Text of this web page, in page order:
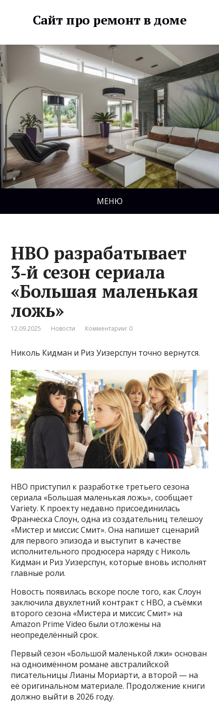
Сайт про ремонт в доме
МЕНЮ
НВО разрабатывает
3‑й сезон сериала
«Большая маленькая
ложь»
12.09.2025 Новости Комментарии: 0
Николь Кидман и Риз Уизерспун точно вернутся.
HBO приступил к разработке третьего сезона
сериала «Большая маленькая ложь», сообщает
Variety. К проекту недавно присоединилась
Франческа Слоун, одна из создательниц телешоу
«Мистер и миссис Смит». Она напишет сценарий
для первого эпизода и выступит в качестве
исполнительного продюсера наряду с Николь
Кидман и Риз Уизерспун, которые вновь исполнят
главные роли.
Новость появилась вскоре после того, как Слоун
заключила двухлетний контракт с HBO, а съёмки
второго сезона «Мистера и миссис Смит» на
Amazon Prime Video были отложены на
неопределённый срок.
Первый сезон «Большой маленькой лжи» основан
на одноимённом романе австралийской
писательницы Лианы Мориарти, а второй — на
её оригинальном материале. Продолжение книги
должно выйти в 2026 году.